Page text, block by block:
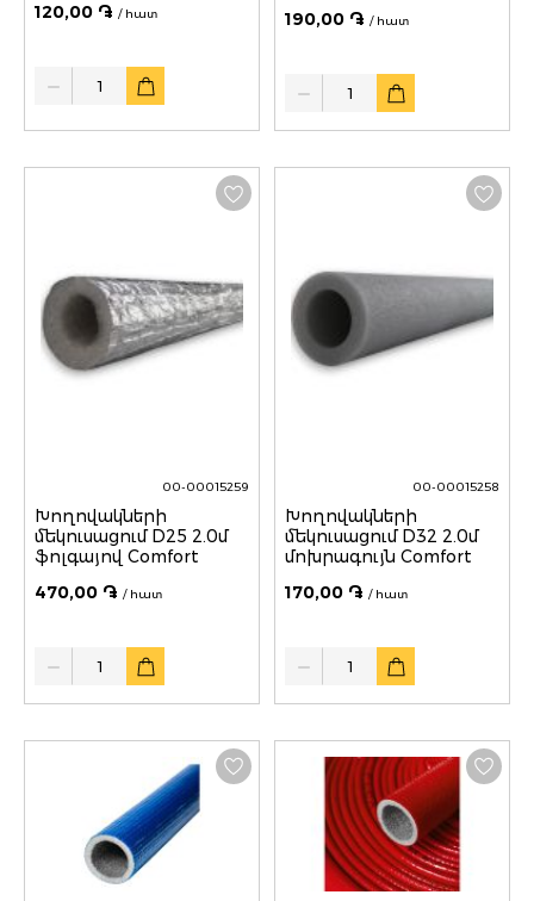
120,00 ֏ / հատ
190,00 ֏ / հատ
Quantity
00-00015259
Խողովակների
մեկուսացում D25 2.0մ
ֆոլգայով Comfort
470,00 ֏ / հատ
Quantity
00-00015258
Խողովակների
մեկուսացում D32 2.0մ
մոխրագույն Comfort
170,00 ֏ / հատ
Quantity